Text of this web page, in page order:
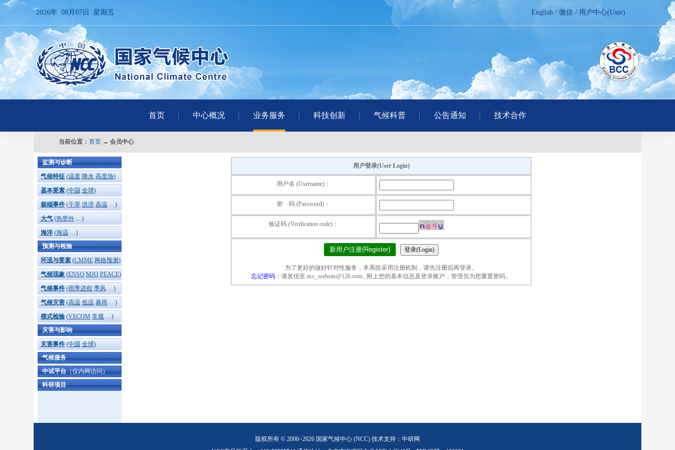
2026年 08月07日 星期五 English / 微信 / 用户中心(User)
首页 中心概况 业务服务 科技创新 气候科普 公告通知 技术合作
当前位置： 首页 → 会员中心
监测与诊断
气候特征 (温度 降水 高度场)
基本要素 (中国 全球)
极端事件(干旱 洪涝 高温 …)
大气 (热带外 …)
海洋(海温 …)
预测与检验
环流与要素 (CMME 网格预测)
气候现象 (ENSO MJO PEACE)
气候事件(雨季进程 季风 …)
气候灾害 (高温 低温 暴雨 …)
模式检验(VECOM 常规 …)
灾害与影响
灾害事件(中国 全球)
气候服务
中试平台（仅内网访问）
科研项目
用户登录(User Login)
用户名 (Username)：
密 码 (Password)：
验证码 (Verification code)：
新用户注册(Register)
为了更好的做好针对性服务，本系统采用注册机制，请先注册后再登录。
忘记密码 ：请发信至 ncc_website@126.com , 附上您的基本信息及登录账户，管理员为您重置密码。
版权所有 © 2006~2026 国家气候中心 (NCC) 技术支持：中研网